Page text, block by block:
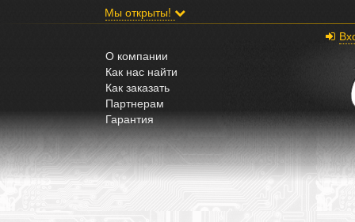
Мы открыты!
О компании
Как нас найти
Как заказать
Партнерам
Гарантия